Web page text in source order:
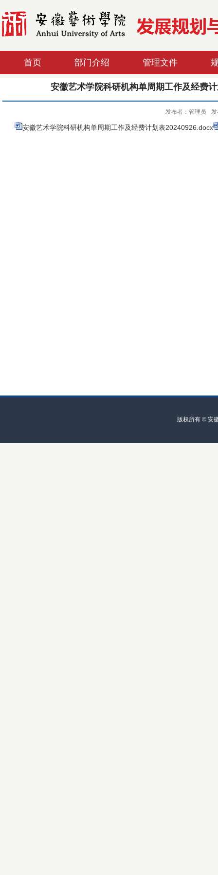
首页 部门介绍 管理文件
安徽艺术学院科研机构单周期工作及经费
发布者：管理员
安徽艺术学院科研机构单周期工作及经费计划表20240926.docx
版权所有 © 安